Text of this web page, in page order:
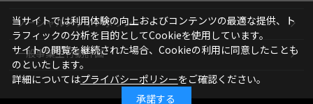
ソーシャルメディアポリシー
一般事業主行動計画
当サイトでは利用体験の向上およびコンテンツの最適な提供、ト
ラフィックの分析を目的としてCookieを使用しています。
サイトの閲覧を継続された場合、Cookieの利用に同意したことも
のといたします。
詳細についてはプライバシーポリシーをご確認ください。
承諾する